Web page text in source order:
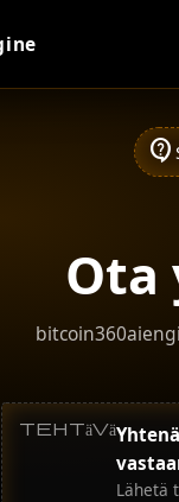
contact_support
Ota
tehtävä
Lähetä